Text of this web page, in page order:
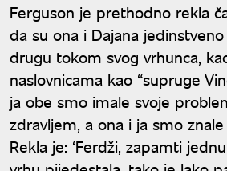
Ferguson je prethodno rekla
da su ona i Dajana
drugu tokom svog vrhunca,
naslovnicama kao “supruge
ja obe smo imale svoje
zdravljem, a ona i ja smo
Rekla je: ‘Ferdži, zapamti